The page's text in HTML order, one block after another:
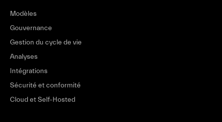
Modèles
Gouvernance
Gestion du cycle de vie
Analyses
Intégrations
Sécurité et conformité
Cloud et Self-Hosted